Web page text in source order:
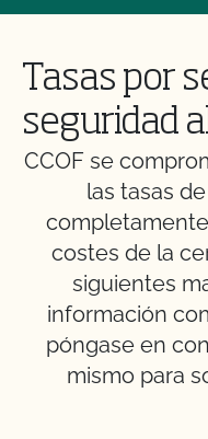
Tasas por
seguridad
CCOF se
las tasas
costes de la
siguientes
información
póngase en
mismo para